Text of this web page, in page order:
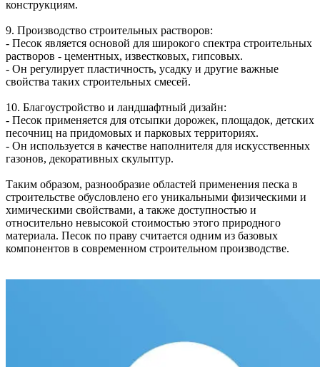
конструкциям.
9. Производство строительных растворов:
- Песок является основой для широкого спектра строительных
растворов - цементных, известковых, гипсовых.
- Он регулирует пластичность, усадку и другие важные
свойства таких строительных смесей.
10. Благоустройство и ландшафтный дизайн:
- Песок применяется для отсыпки дорожек, площадок, детских
песочниц на придомовых и парковых территориях.
- Он используется в качестве наполнителя для искусственных
газонов, декоративных скульптур.
Таким образом, разнообразие областей применения песка в
строительстве обусловлено его уникальными физическими и
химическими свойствами, а также доступностью и
относительно невысокой стоимостью этого природного
материала. Песок по праву считается одним из базовых
компонентов в современном строительном производстве.